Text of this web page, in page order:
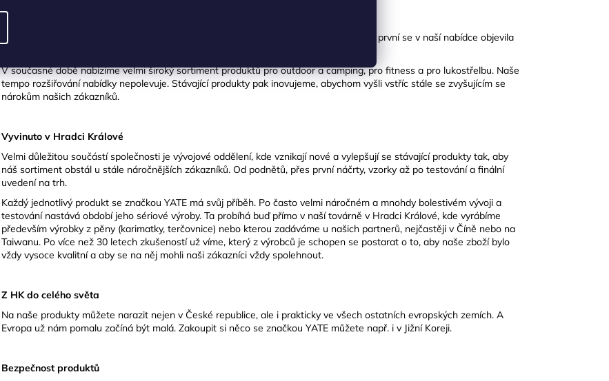
Produkty
Brzy po založení jsme se začali zabývat vývojem výrobků z polyethylenové pěny. Jako první se v naší nabídce objevila
V současné době nabízíme velmi široký sortiment produktů pro outdoor a camping, pro fitness a pro lukostřelbu. Naše
tempo rozšiřování nabídky nepolevuje. Stávající produkty pak inovujeme, abychom vyšli vstříc stále se zvyšujícím se
nárokům našich zákazníků.
Vyvinuto v Hradci Králové
Velmi důležitou součástí společnosti je vývojové oddělení, kde vznikají nové a vylepšují se stávající produkty tak, aby
náš sortiment obstál u stále náročnějších zákazníků. Od podnětů, přes první náčrty, vzorky až po testování a finální
uvedení na trh.
Každý jednotlivý produkt se značkou YATE má svůj příběh. Po často velmi náročném a mnohdy bolestivém vývoji a
testování nastává období jeho sériové výroby. Ta probíhá buď přímo v naší továrně v Hradci Králové, kde vyrábíme
především výrobky z pěny (karimatky, terčovnice) nebo kterou zadáváme u našich partnerů, nejčastěji v Číně nebo na
Taiwanu. Po více než 30 letech zkušeností už víme, který z výrobců je schopen se postarat o to, aby naše zboží bylo
vždy vysoce kvalitní a aby se na něj mohli naši zákazníci vždy spolehnout.
Z HK do celého světa
Na naše produkty můžete narazit nejen v České republice, ale i prakticky ve všech ostatních evropských zemích. A
Evropa už nám pomalu začíná být malá. Zakoupit si něco se značkou YATE můžete např. i v Jižní Koreji.
Bezpečnost produktů